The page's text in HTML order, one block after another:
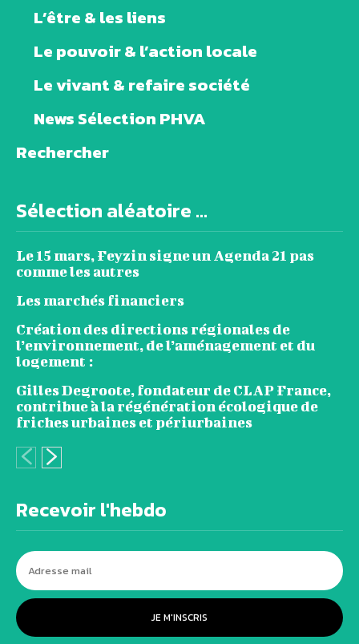
L’être & les liens
Le pouvoir & l’action locale
Le vivant & refaire société
News Sélection PHVA
Rechercher
Sélection aléatoire ...
Le 15 mars, Feyzin signe un Agenda 21 pas
comme les autres
Les marchés financiers
Création des directions régionales de
l’environnement, de l’aménagement et du
logement :
Gilles Degroote, fondateur de CLAP France,
contribue à la régénération écologique de
friches urbaines et périurbaines
Recevoir l'hebdo
JE M'INSCRIS